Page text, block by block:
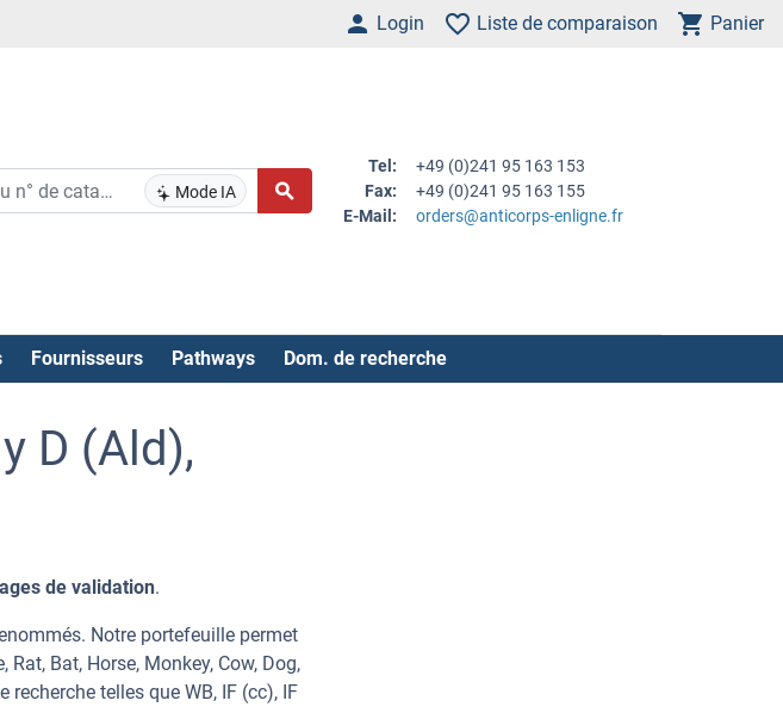
Login Liste de comparaison Panier
Mode IA
Tel:
+49 (0)241 95 163 153
Fax:
+49 (0)241 95 163 155
E-Mail:
orders@anticorps-enligne.fr
Fournisseurs Pathways Dom. de recherche
D (Ald),
de validation.
Notre portefeuille permet
Bat, Horse, Monkey, Cow, Dog,
recherche telles que WB, IF (cc), IF